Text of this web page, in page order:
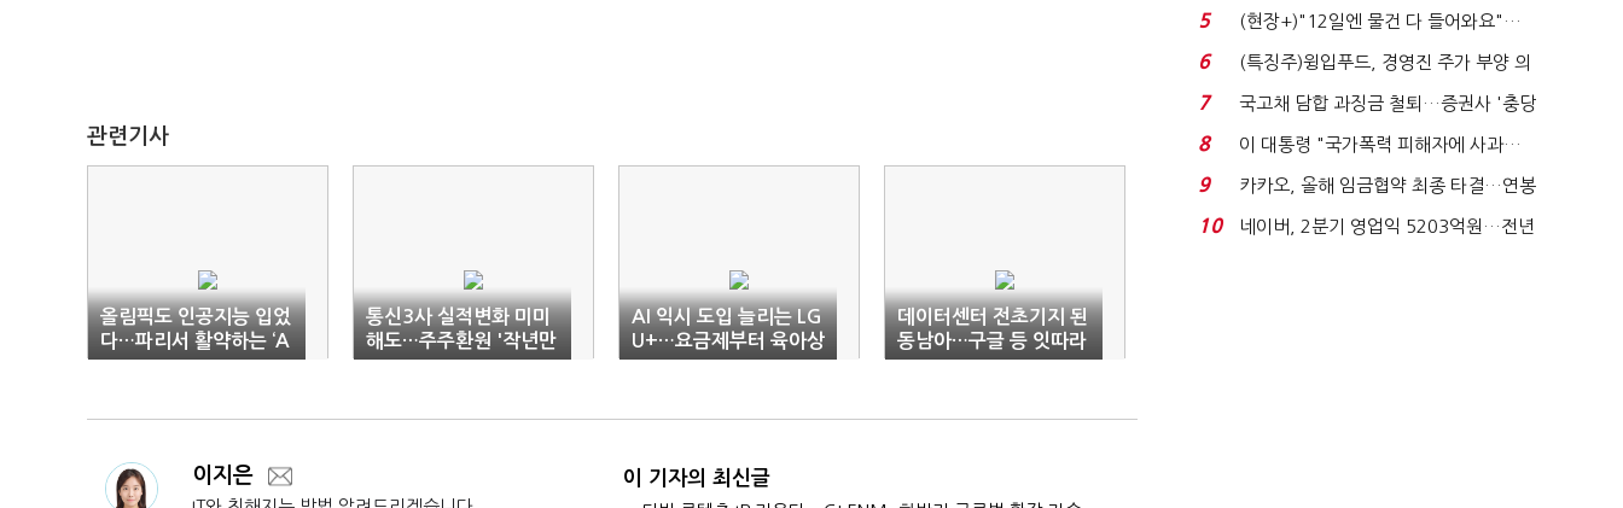
관련기사
올림픽도 인공지능 입었
다…파리서 활약하는 ‘A
I’
통신3사 실적변화 미미
해도…주주환원 '작년만
큼'
AI 익시 도입 늘리는 LG
U+…요금제부터 육아상
담까지
데이터센터 전초기지 된
동남아…구글 등 잇따라
투자 계획
이지은 이 기자의 최신글
처분' 기준은 ...
5
(현장+)"12일엔 물건 다 들어와요"…
빈 매대 채우며 문 연 ...
6
(특징주)윙입푸드, 경영진 주가 부양 의
지에 상한가...
7
국고채 담합 과징금 철퇴…증권사 '충당
금 폭탄' 우려...
8
이 대통령 "국가폭력 피해자에 사과…
적극적 조사로 진...
9
카카오, 올해 임금협약 최종 타결…연봉
6.3% 인상·격려...
10
네이버, 2분기 영업익 5203억원…전년